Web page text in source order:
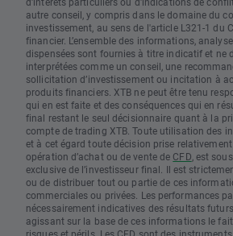
autre conseil, y compris dans le domaine du
investissement, au sens de l'article L321-1 du
financier. L’ensemble des informations,
dispensées sont fournies à titre indicatif et ne
interprétées comme un conseil, une
sollicitation d’investissement ou incitation à
produits financiers. XTB ne peut être tenu
qui en est faite et des conséquences qui en
final restant le seul décisionnaire quant à la
compte de trading XTB. Toute utilisation des
et à cet égard toute décision prise
opération d’achat ou de vente de CFD , est
exclusive de l’investisseur final. Il est
ou de distribuer tout ou partie de ces
commerciales ou privées. Les performances
nécessairement indicatives des résultats
agissant sur la base de ces informations le
risques et périls. Les CFD sont des